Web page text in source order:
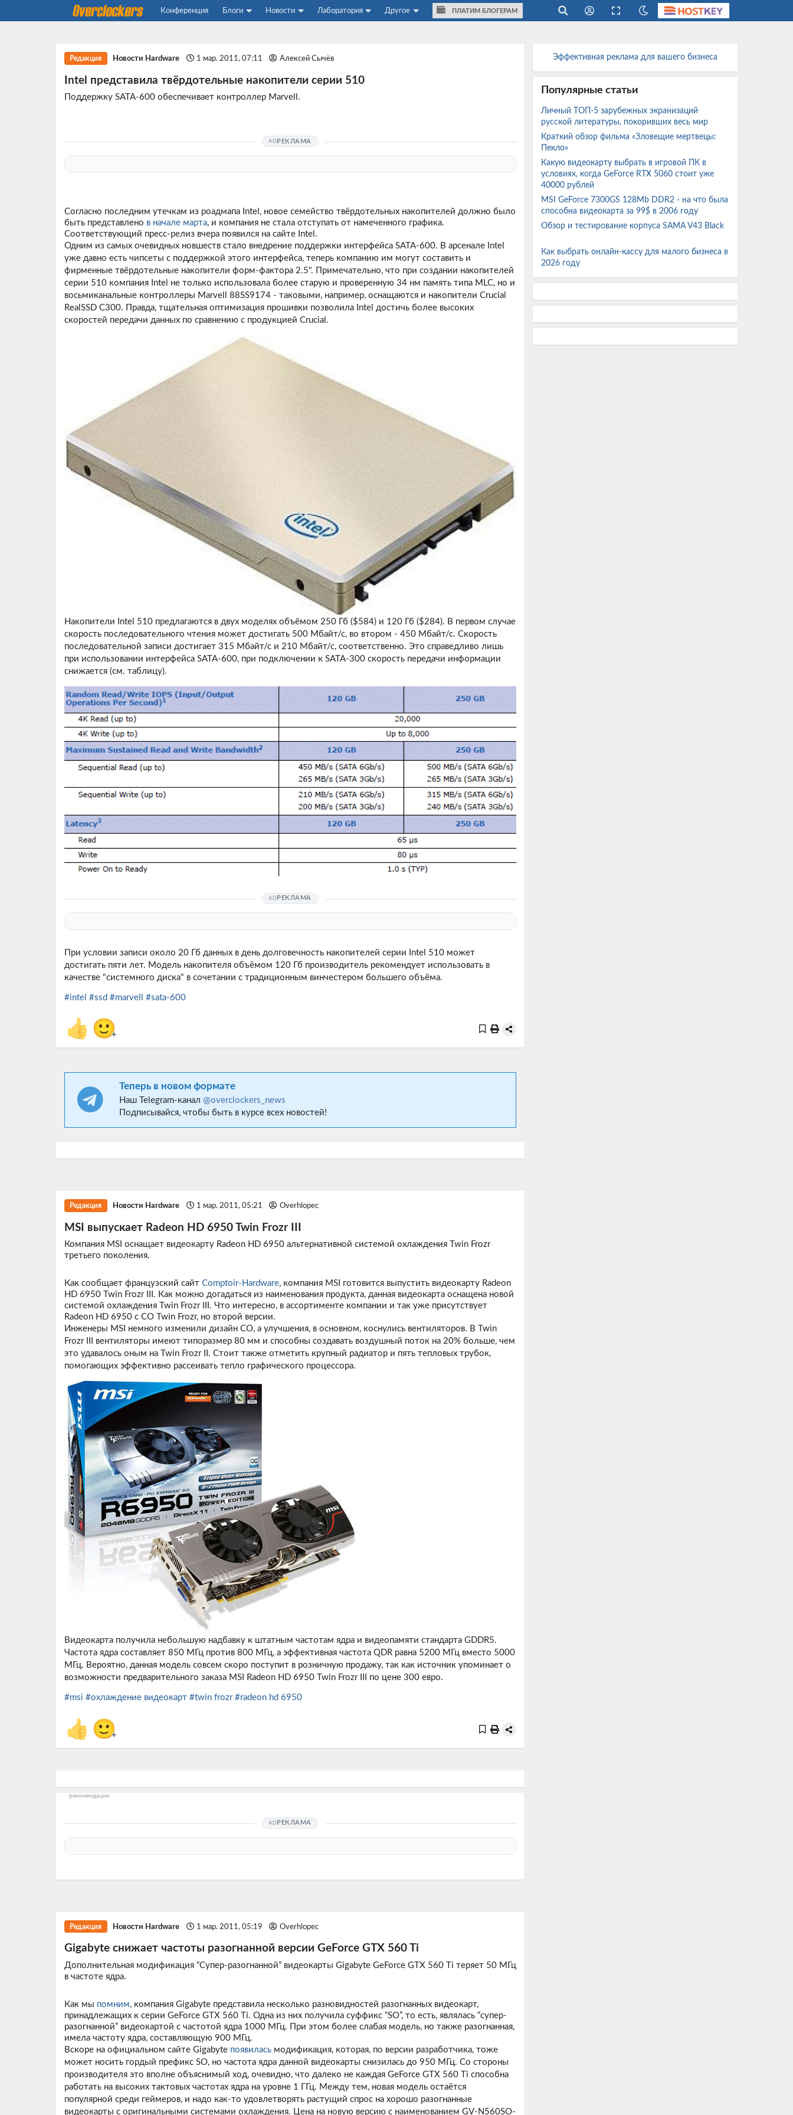
Конференция Блоги Новости Лаборатория Другое ПЛАТИМ БЛОГЕРАМ
Редакция Новости Hardware 1 мар. 2011, 07:11 Алексей Сычёв
Intel представила твёрдотельные накопители серии 510
Поддержку SATA-600 обеспечивает контроллер Marvell.
РЕКЛАМА
Согласно последним утечкам из роадмапа Intel, новое семейство твёрдотельных накопителей должно было
быть представлено в начале марта, и компания не стала отступать от намеченного графика.
Соответствующий пресс-релиз вчера появился на сайте Intel.
Одним из самых очевидных новшеств стало внедрение поддержки интерфейса SATA-600. В арсенале Intel
уже давно есть чипсеты с поддержкой этого интерфейса, теперь компанию им могут составить и
фирменные твёрдотельные накопители форм-фактора 2.5". Примечательно, что при создании накопителей
серии 510 компания Intel не только использовала более старую и проверенную 34 нм память типа MLC, но и
восьмиканальные контроллеры Marvell 88SS9174 - таковыми, например, оснащаются и накопители Crucial
RealSSD C300. Правда, тщательная оптимизация прошивки позволила Intel достичь более высоких
скоростей передачи данных по сравнению с продукцией Crucial.
Накопители Intel 510 предлагаются в двух моделях объёмом 250 Гб ($584) и 120 Гб ($284). В первом случае
скорость последовательного чтения может достигать 500 Мбайт/с, во втором - 450 Мбайт/с. Скорость
последовательной записи достигает 315 Мбайт/с и 210 Мбайт/с, соответственно. Это справедливо лишь
при использовании интерфейса SATA-600, при подключении к SATA-300 скорость передачи информации
снижается (см. таблицу).
РЕКЛАМА
При условии записи около 20 Гб данных в день долговечность накопителей серии Intel 510 может
достигать пяти лет. Модель накопителя объёмом 120 Гб производитель рекомендует использовать в
качестве "системного диска" в сочетании с традиционным винчестером большего объёма.
#intel #ssd #marvell #sata-600
👍 🙂
+
Теперь в новом формате
Наш Telegram-канал @overclockers_news
Подписывайся, чтобы быть в курсе всех новостей!
Редакция Новости Hardware 1 мар. 2011, 05:21 Overhlopec
MSI выпускает Radeon HD 6950 Twin Frozr III
Компания MSI оснащает видеокарту Radeon HD 6950 альтернативной системой охлаждения Twin Frozr
третьего поколения.
Как сообщает французский сайт Comptoir-Hardware, компания MSI готовится выпустить видеокарту Radeon
HD 6950 Twin Frozr III. Как можно догадаться из наименования продукта, данная видеокарта оснащена новой
системой охлаждения Twin Frozr III. Что интересно, в ассортименте компании и так уже присутствует
Radeon HD 6950 с СО Twin Frozr, но второй версии.
Инженеры MSI немного изменили дизайн СО, а улучшения, в основном, коснулись вентиляторов. В Twin
Frozr III вентиляторы имеют типоразмер 80 мм и способны создавать воздушный поток на 20% больше, чем
это удавалось оным на Twin Frozr II. Стоит также отметить крупный радиатор и пять тепловых трубок,
помогающих эффективно рассеивать тепло графического процессора.
Видеокарта получила небольшую надбавку к штатным частотам ядра и видеопамяти стандарта GDDR5.
Частота ядра составляет 850 МГц против 800 МГц, а эффективная частота QDR равна 5200 МГц вместо 5000
МГц. Вероятно, данная модель совсем скоро поступит в розничную продажу, так как источник упоминает о
возможности предварительного заказа MSI Radeon HD 6950 Twin Frozr III по цене 300 евро.
#msi #охлаждение видеокарт #twin frozr #radeon hd 6950
👍 🙂
+
рекомендации
РЕКЛАМА
Редакция Новости Hardware 1 мар. 2011, 05:19 Overhlopec
Gigabyte снижает частоты разогнанной версии GeForce GTX 560 Ti
Дополнительная модификация “Cупер-разогнанной” видеокарты Gigabyte GeForce GTX 560 Ti теряет 50 МГц
в частоте ядра.
Как мы помним, компания Gigabyte представила несколько разновидностей разогнанных видеокарт,
принадлежащих к серии GeForce GTX 560 Ti. Одна из них получила суффикс “SO”, то есть, являлась “супер-
разогнанной” видеокартой с частотой ядра 1000 МГц. При этом более слабая модель, но также разогнанная,
имела частоту ядра, составляющую 900 МГц.
Вскоре на официальном сайте Gigabyte появиласьмодификация, которая, по версии разработчика, тоже
может носить гордый префикс SO, но частота ядра данной видеокарты снизилась до 950 МГц. Со стороны
производителя это вполне объяснимый ход, очевидно, что далеко не каждая GeForce GTX 560 Ti способна
работать на высоких тактовых частотах ядра на уровне 1 ГГц. Между тем, новая модель остаётся
популярной среди геймеров, и надо как-то удовлетворять растущий спрос на хорошо разогнанные
видеокарты с оригинальными системами охлаждения. Цена на новую версию с наименованием GV-N560SO-
Эффективная реклама для вашего бизнеса
Популярные статьи
Личный ТОП-5 зарубежных экранизаций
русской литературы, покоривших весь мир
Краткий обзор фильма «Зловещие мертвецы:
Пекло»
Какую видеокарту выбрать в игровой ПК в
условиях, когда GeForce RTX 5060 стоит уже
40000 рублей
MSI GeForce 7300GS 128Mb DDR2 - на что была
способна видеокарта за 99$ в 2006 году
Обзор и тестирование корпуса SAMA V43 Black
Как выбрать онлайн-кассу для малого бизнеса в
2026 году